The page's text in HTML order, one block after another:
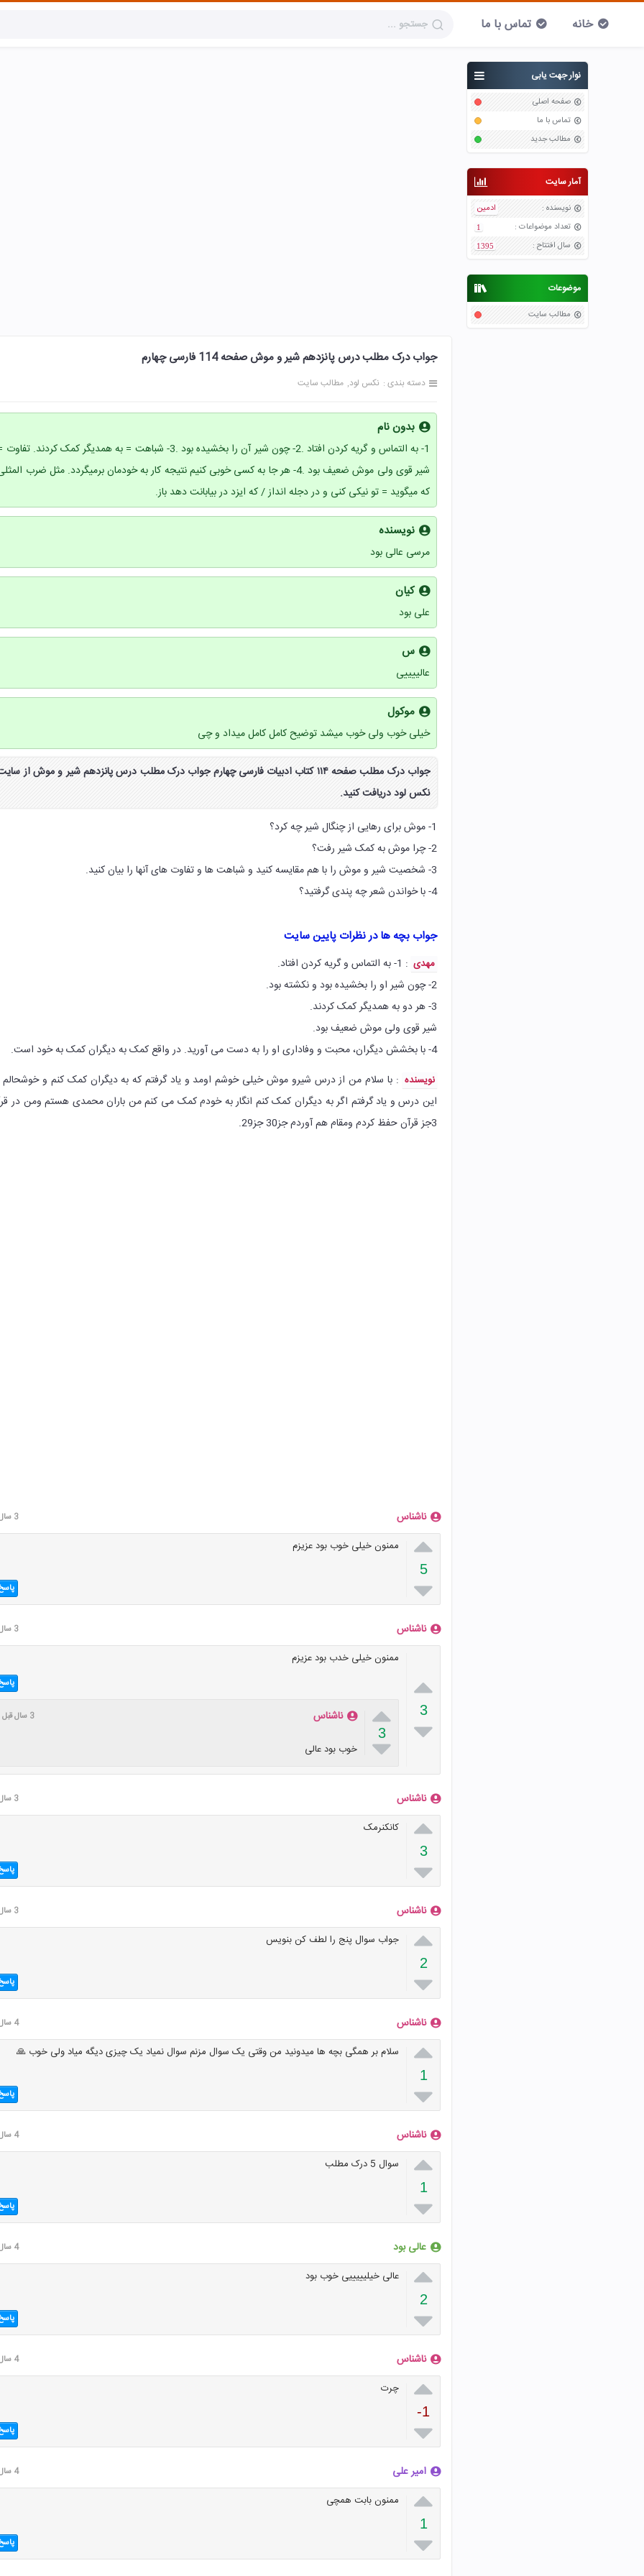
خانه تماس با ما
نوار جهت یابی
صفحه اصلی
تماس با ما
مطالب جدید
آمار سایت
نویسنده :
ادمین
تعداد موضواعات :
1
سال افتتاح :
1395
موضوعات
مطالب سایت
جواب درک مطلب درس پانزدهم شیر و موش صفحه 114 فارسی چهارم
دسته بندی : نکس لود مطالب سایت
بدون نام
1- به التماس و گریه کردن افتاد .2- چون شیر آن را بخشیده بود .3- شباهت = به همدیگر کمک کردند.
شیر قوی ولی موش ضعیف بود .4- هر جا به کسی خوبی کنیم نتیجه کار به خودمان برمیگردد. مثل ضرب
که میگوید = تو نیکی کنی و در دجله انداز / که ایزد در بیابانت دهد باز.
نویسنده
مرسی عالی بود
کیان
علی بود
س
عالییییی
موکول
خیلی خوب ولی خوب میشد توضیح کامل کامل میداد و چی
جواب درک مطلب صفحه ۱۱۴ کتاب ادبیات فارسی چهارم جواب درک مطلب درس پانزدهم شیر و موش از
نکس لود دریافت کنید.
1- موش برای رهایی از چنگال شیر چه کرد؟
2- چرا موش به کمک شیر رفت؟
3- شخصیت شیر و موش را با هم مقایسه کنید و شباهت ها و تفاوت های آنها را بیان کنید.
4- با خواندن شعر چه پندی گرفتید؟
جواب بچه ها در نظرات پایین سایت
مهدی : 1- به التماس و گریه کردن افتاد.
2- چون شیر او را بخشیده بود و نکشته بود.
3- هر دو به همدیگر کمک کردند.
شیر قوی ولی موش ضعیف بود.
4- با بخشش دیگران، محبت و وفاداری او را به دست می آورید. در واقع کمک به دیگران کمک به خود است.
نویسنده : با سلام من از درس شیرو موش خیلی خوشم اومد و یاد گرفتم که به دیگران کمک کنم و خوشحالم
این درس و یاد گرفتم اگر به دیگران کمک کنم انگار به خودم کمک می کنم من باران محمدی هستم ومن در
3جز قرآن حفظ کردم ومقام هم آوردم جز30 جز29.
ناشناس 3 سال قبل

5

ممنون خیلی خوب بود عزیزم
ناشناس 3 سال قبل

3

ممنون خیلی خدب بود عزیزم

3

ناشناس 3 سال قبل
خوب بود عالی
ناشناس 3 سال قبل

3

کانکنرمک
ناشناس 3 سال قبل

2

جواب سوال پنج را لطف کن بنویس
ناشناس 4 سال قبل

1

سلام بر همگی بچه ها میدونید من وقتی یک سوال مزنم سوال نمیاد یک چیزی دیگه میاد ولی خوب 🙏
ناشناس 4 سال قبل

1

سوال 5 درک مطلب
عالی بود 4 سال قبل

2

عالی خیلیییییی خوب بود
ناشناس 4 سال قبل

-1

چرت
امیر علی 4 سال قبل

1

ممنون بابت همچی